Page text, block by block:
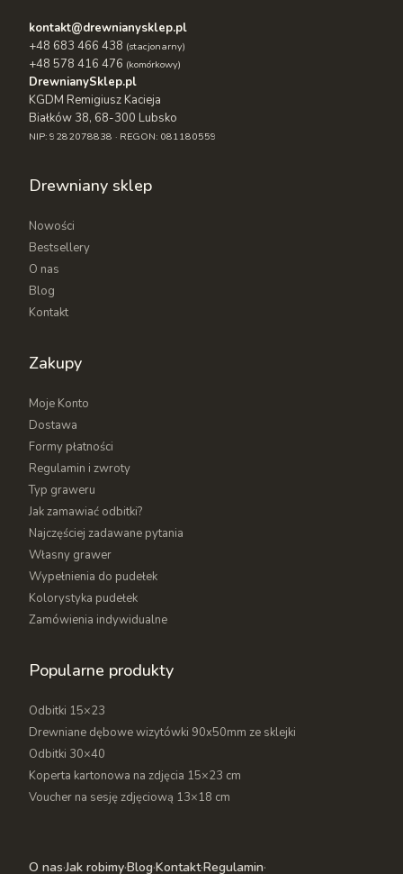
kontakt@drewnianysklep.pl
+48 683 466 438 (stacjonarny)
+48 578 416 476 (komórkowy)
DrewnianySklep.pl
KGDM Remigiusz Kacieja
Białków 38, 68-300 Lubsko
NIP: 9282078838 · REGON: 081180559
Drewniany sklep
Nowości
Bestsellery
O nas
Blog
Kontakt
Zakupy
Moje Konto
Dostawa
Formy płatności
Regulamin i zwroty
Typ graweru
Jak zamawiać odbitki?
Najczęściej zadawane pytania
Własny grawer
Wypełnienia do pudełek
Kolorystyka pudełek
Zamówienia indywidualne
Popularne produkty
Odbitki 15×23
Drewniane dębowe wizytówki 90x50mm ze sklejki
Odbitki 30×40
Koperta kartonowa na zdjęcia 15×23 cm
Voucher na sesję zdjęciową 13×18 cm
O nas·Jak robimy·Blog·Kontakt·Regulamin·